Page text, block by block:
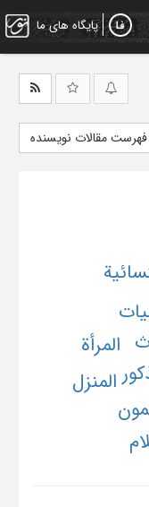
پایگاه های ما
فهرست مقالات نویسنده
المرأة
المنزل